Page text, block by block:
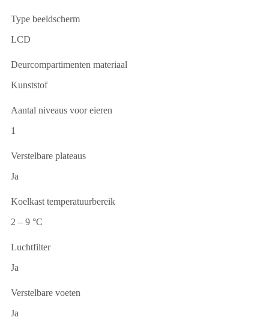
Type beeldscherm
LCD
Deurcompartimenten materiaal
Kunststof
Aantal niveaus voor eieren
1
Verstelbare plateaus
Ja
Koelkast temperatuurbereik
2 – 9 °C
Luchtfilter
Ja
Verstelbare voeten
Ja